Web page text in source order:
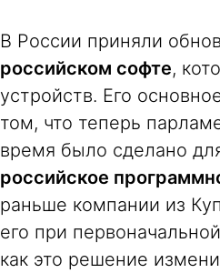
В России приняли
российском софте,
устройств. Его
том, что теперь
время было сделано
российское
раньше компании из
его при
как это решение